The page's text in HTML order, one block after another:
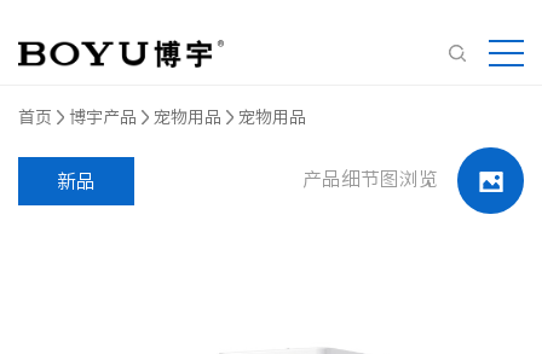
首页 博宇产品 宠物用品 宠物用品
新品 产品细节图浏览